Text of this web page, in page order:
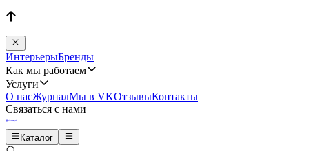
ИнтерьерыБренды
Как мы работаем
Услуги
О насЖурналМы в VKОтзывыКонтакты
Связаться с нами
Каталог